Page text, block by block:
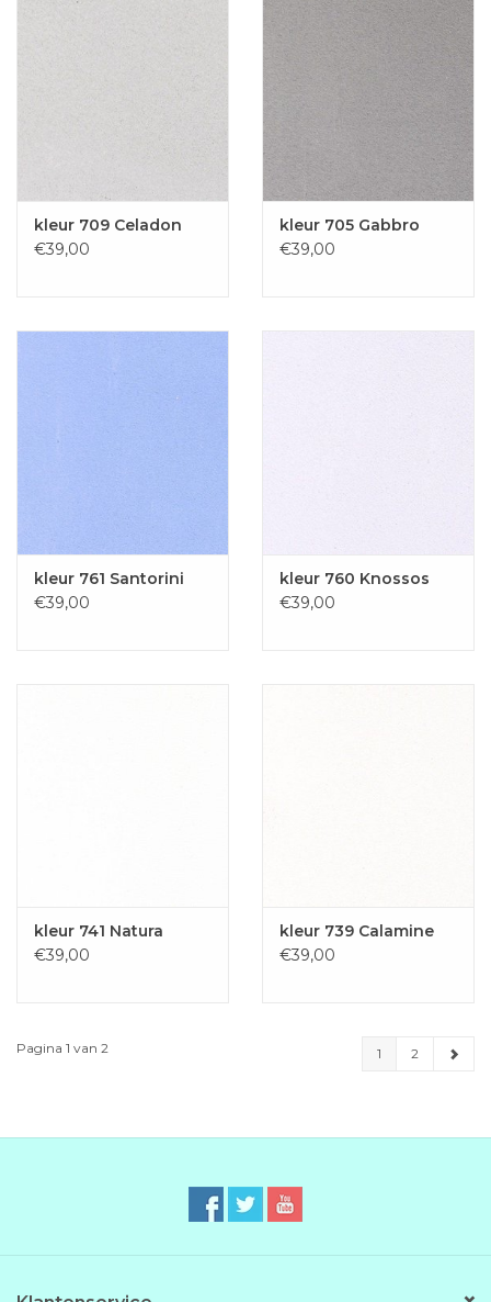
kleur 709 Celadon
€39,00
kleur 705 Gabbro
€39,00
kleur 761 Santorini
€39,00
kleur 760 Knossos
€39,00
kleur 741 Natura
€39,00
kleur 739 Calamine
€39,00
Pagina 1 van 2 1 2